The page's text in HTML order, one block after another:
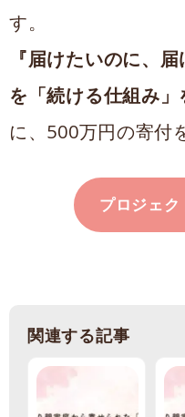
す。
『届けたいのに、
を「続ける仕組み」
に、500万円の寄付
プロジェク
関連する記事